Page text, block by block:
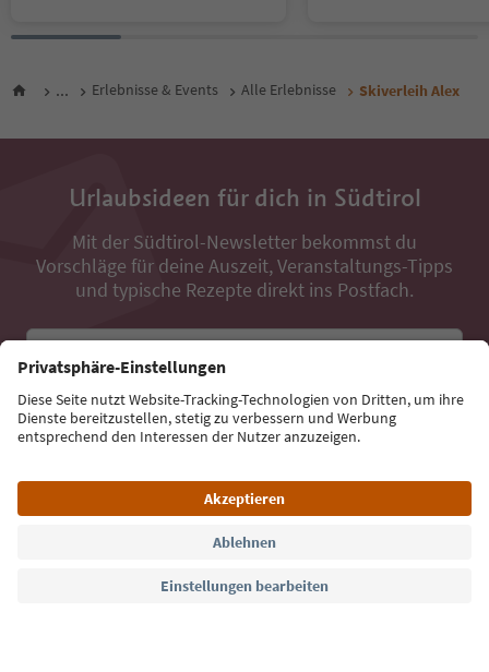
... Erlebnisse & Events Alle Erlebnisse Skiverleih Alex
Urlaubsideen für dich in Südtirol
Mit der Südtirol-Newsletter bekommst du
Vorschläge für deine Auszeit, Veranstaltungs-Tipps
und typische Rezepte direkt ins Postfach.
Jetzt anmelden